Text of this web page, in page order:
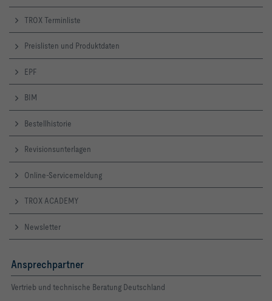
TROX Terminliste
Preislisten und Produktdaten
EPF
BIM
Bestellhistorie
Revisionsunterlagen
Online-Servicemeldung
TROX ACADEMY
Newsletter
Ansprechpartner
Vertrieb und technische Beratung Deutschland